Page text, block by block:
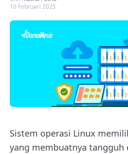
10 Februari 2025
Sistem operasi Linux
yang membuatnya tangguh